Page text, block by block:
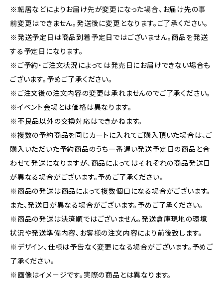
※転居などによりお届け先が変更になった場合、お届け先の事
前変更はできません。発送後に変更となります。ご了承ください。
※発送予定日は商品到着予定日ではございません。商品を発送
する予定日になります。
※ご予約・ご注文状況によっては発売日にお届けできない場合も
ございます。予めご了承ください。
※ご注文後の注文内容の変更は承れませんのでご了承ください。
※イベント会場とは価格は異なります。
※不良品以外の交換対応はできかねます。
※複数の予約商品を同じカートに入れてご購入頂いた場合は、ご
購入いただいた予約商品のうち一番遅い発送予定日の商品と合
わせて発送になりますが、商品によってはそれぞれの商品発送日
が異なる場合がございます。予めご了承ください。
※商品の発送は商品によって複数個口になる場合がございます。
また、発送日が異なる場合がございます。予めご了承ください。
※商品の発送は決済順ではございません。発送倉庫現地の環境
状況や発送準備内容、お客様の注文内容により前後致します。
※デザイン、仕様は予告なく変更になる場合がございます。予めご
了承ください。
※画像はイメージです。実際の商品とは異なります。